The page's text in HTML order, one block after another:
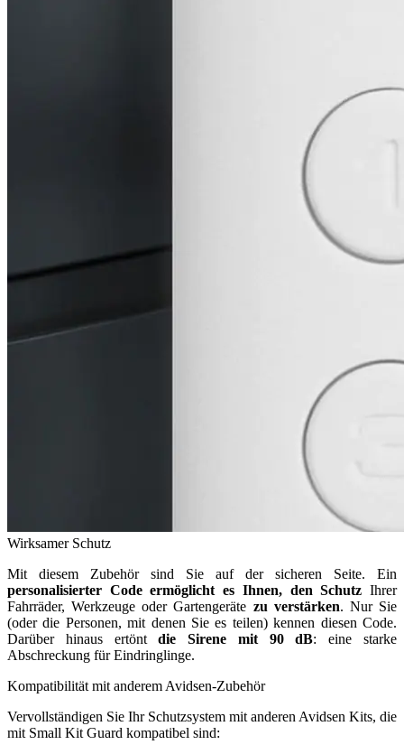
Wirksamer Schutz
Mit diesem Zubehör sind Sie auf der sicheren Seite. Ein
personalisierter Code ermöglicht es Ihnen, den Schutz Ihrer
Fahrräder, Werkzeuge oder Gartengeräte zu verstärken. Nur Sie
(oder die Personen, mit denen Sie es teilen) kennen diesen Code.
Darüber hinaus ertöntdie Sirene mit 90 dB: eine starke
Abschreckung für Eindringlinge.
Kompatibilität mit anderem Avidsen-Zubehör
Vervollständigen Sie Ihr Schutzsystem mit anderen Avidsen Kits, die
mit Small Kit Guard kompatibel sind: